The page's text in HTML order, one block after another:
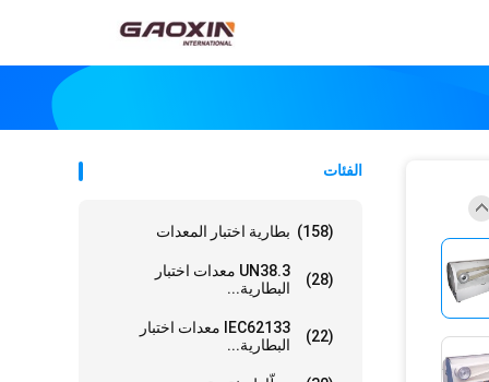
الفئات
بطارية اختبار المعدات (158)
UN38.3 معدات اختبار
البطارية...
(28)
IEC62133 معدات اختبار
البطارية...
(22)